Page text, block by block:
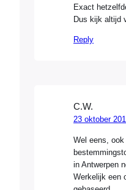
Exact
Dus kijk altijd
Reply
C.W.
23 oktober
Wel eens,
in Antwerpen
Werkelijk een